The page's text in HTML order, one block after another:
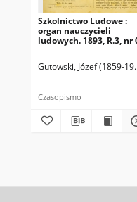
Szkolnictwo Ludowe :
organ nauczycieli
ludowych. 1893, R.3, nr
Gutowski, Józef (1859-
Czasopismo